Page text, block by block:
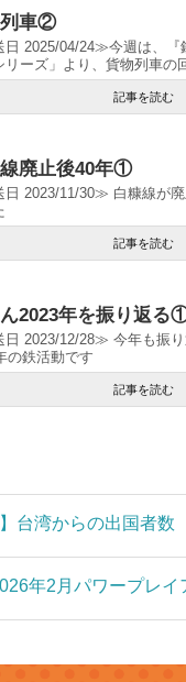
車②
2025/04/24≫今週は、『
リーズ」より、貨物列車の
記事を読む
廃止後40年①
2023/11/30≫ 白糠線が廃
記事を読む
2023年を振り返る
2023/12/28≫ 今年も振り
の鉄活動です
記事を読む
台湾からの出国者数
年2月パワープレイ